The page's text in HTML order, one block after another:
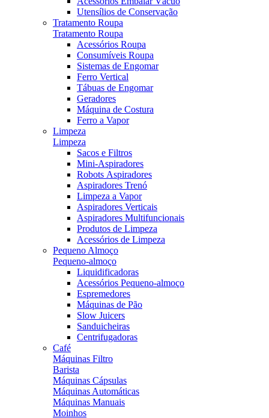
Utensílios de Conservação
Tratamento Roupa
Tratamento Roupa
Acessórios Roupa
Consumíveis Roupa
Sistemas de Engomar
Ferro Vertical
Tábuas de Engomar
Geradores
Máquina de Costura
Ferro a Vapor
Limpeza
Limpeza
Sacos e Filtros
Mini-Aspiradores
Robots Aspiradores
Aspiradores Trenó
Limpeza a Vapor
Aspiradores Verticais
Aspiradores Multifuncionais
Produtos de Limpeza
Acessórios de Limpeza
Pequeno Almoço
Pequeno-almoço
Liquidificadoras
Acessórios Pequeno-almoço
Espremedores
Máquinas de Pão
Slow Juicers
Sanduicheiras
Centrifugadoras
Café
Máquinas Filtro
Barista
Máquinas Cápsulas
Máquinas Automáticas
Máquinas Manuais
Moinhos